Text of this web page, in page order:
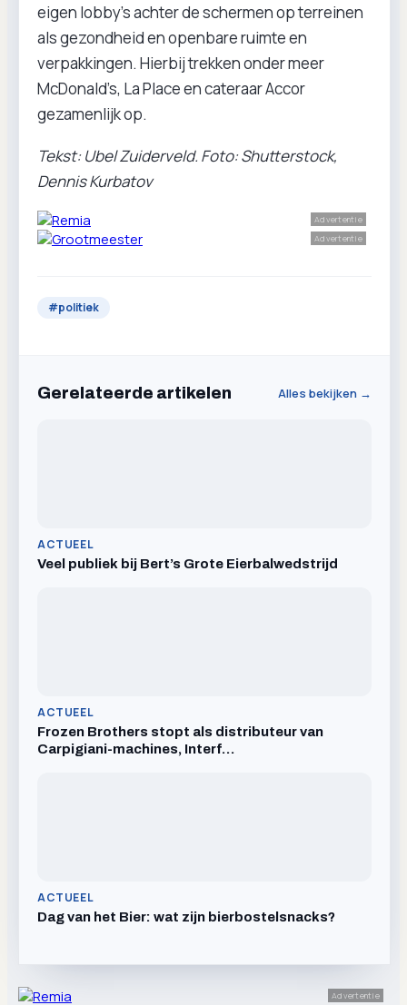
eigen lobby’s achter de schermen op terreinen
als gezondheid en openbare ruimte en
verpakkingen. Hierbij trekken onder meer
McDonald’s, La Place en cateraar Accor
gezamenlijk op.
Tekst: Ubel Zuiderveld. Foto: Shutterstock,
Dennis Kurbatov
Advertentie
Advertentie
#politiek
Gerelateerde artikelen Alles bekijken →
ACTUEEL
Veel publiek bij Bert’s Grote Eierbalwedstrijd
ACTUEEL
Frozen Brothers stopt als distributeur van
Carpigiani-machines, Interf…
ACTUEEL
Dag van het Bier: wat zijn bierbostelsnacks?
Advertentie